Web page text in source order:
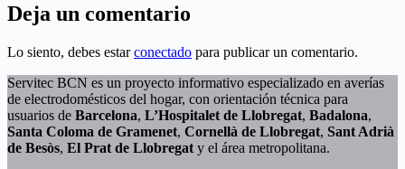
Deja un comentario
Lo siento, debes estarconectado para publicar un comentario.
Servitec BCN es un proyecto informativo especializado en averías
de electrodomésticos del hogar, con orientación técnica para
usuarios de Barcelona, L’Hospitalet de Llobregat, Badalona,
Santa Coloma de Gramenet, Cornellà de Llobregat, Sant Adrià
de Besòs, El Prat de Llobregat y el área metropolitana.